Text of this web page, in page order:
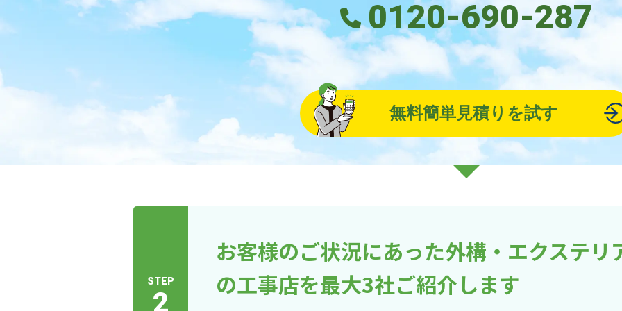
0120-690-287
無料簡単見積りを試す
STEP
2
お客様のご状況にあった外構・エクステリ
の工事店を最大3社ご紹介します